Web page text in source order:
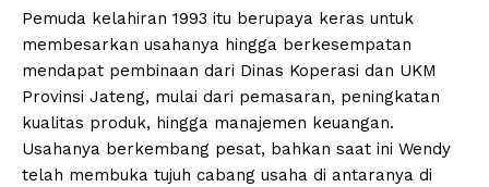
Pemuda kelahiran 1993 itu berupaya keras untuk
membesarkan usahanya hingga berkesempatan
mendapat pembinaan dari Dinas Koperasi dan UKM
Provinsi Jateng, mulai dari pemasaran, peningkatan
kualitas produk, hingga manajemen keuangan.
Usahanya berkembang pesat, bahkan saat ini Wendy
telah membuka tujuh cabang usaha di antaranya di